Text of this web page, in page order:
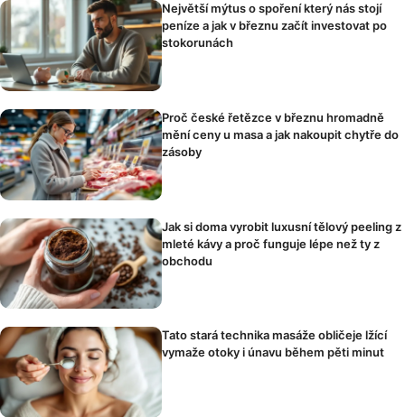
Největší mýtus o spoření který nás stojí
peníze a jak v březnu začít investovat po
stokorunách
Proč české řetězce v březnu hromadně
mění ceny u masa a jak nakoupit chytře do
zásoby
Jak si doma vyrobit luxusní tělový peeling z
mleté kávy a proč funguje lépe než ty z
obchodu
Tato stará technika masáže obličeje lžící
vymaže otoky i únavu během pěti minut